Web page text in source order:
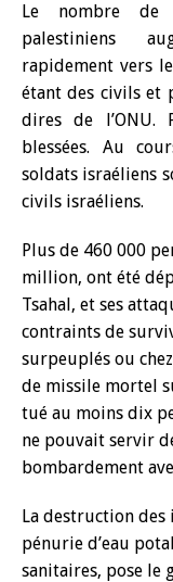
Le nombre de
palestiniens
rapidement vers
étant des civils et
dires de l’ONU.
blessées. Au
soldats israéliens
civils israéliens.
Plus de 460 000
million, ont été
Tsahal, et ses
contraints de
surpeuplés ou
de missile mortel
tué au moins dix
ne pouvait servir
bombardement
La destruction
pénurie d’eau
sanitaires, pose le